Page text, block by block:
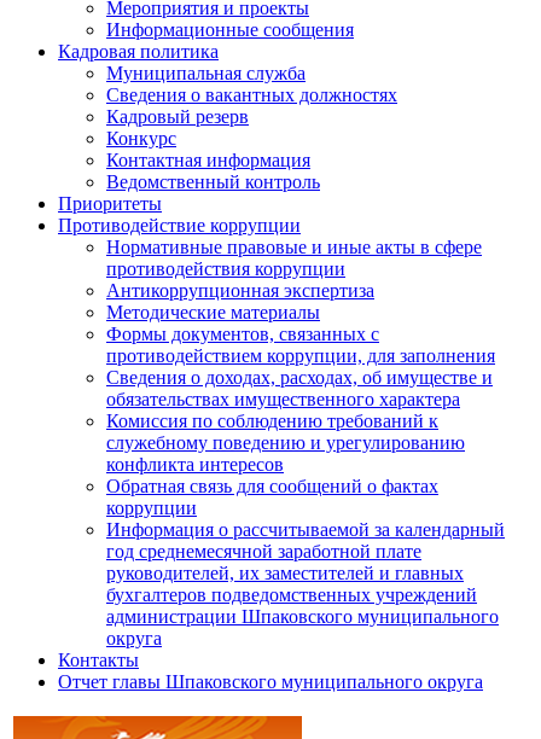
Мероприятия и проекты
Информационные сообщения
Кадровая политика
Муниципальная служба
Сведения о вакантных должностях
Кадровый резерв
Конкурс
Контактная информация
Ведомственный контроль
Приоритеты
Противодействие коррупции
Нормативные правовые и иные акты в сфере
противодействия коррупции
Антикоррупционная экспертиза
Методические материалы
Формы документов, связанных с
противодействием коррупции, для заполнения
Сведения о доходах, расходах, об имуществе и
обязательствах имущественного характера
Комиссия по соблюдению требований к
служебному поведению и урегулированию
конфликта интересов
Обратная связь для сообщений о фактах
коррупции
Информация о рассчитываемой за календарный
год среднемесячной заработной плате
руководителей, их заместителей и главных
бухгалтеров подведомственных учреждений
администрации Шпаковского муниципального
округа
Контакты
Отчет главы Шпаковского муниципального округа